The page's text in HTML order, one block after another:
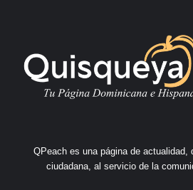
QPeach es una página de actualidad,
ciudadana, al servicio de la